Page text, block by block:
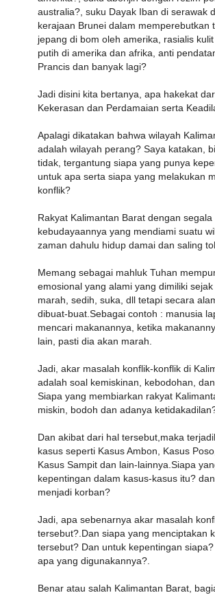
australia?, suku Dayak Iban di serawak
kerajaan Brunei dalam memperebutkan
jepang di bom oleh amerika, rasialis
putih di amerika dan afrika, anti
Prancis dan banyak lagi?
Jadi disini kita bertanya, apa hakekat
Kekerasan dan Perdamaian serta
Apalagi dikatakan bahwa wilayah
adalah wilayah perang? Saya katakan,
tidak, tergantung siapa yang punya
untuk apa serta siapa yang melakukan
konflik?
Rakyat Kalimantan Barat dengan segala
kebudayaannya yang mendiami suatu
zaman dahulu hidup damai dan saling
Memang sebagai mahluk Tuhan
emosional yang alami yang dimiliki
marah, sedih, suka, dll tetapi secara
dibuat-buat.Sebagai contoh : manusia
mencari makanannya, ketika
lain, pasti dia akan marah.
Jadi, akar masalah konflik-konflik di
adalah soal kemiskinan, kebodohan, dan
Siapa yang membiarkan rakyat
miskin, bodoh dan adanya
Dan akibat dari hal tersebut,maka
kasus seperti Kasus Ambon, Kasus
Kasus Sampit dan lain-lainnya.Siapa
kepentingan dalam kasus-kasus itu?
menjadi korban?
Jadi, apa sebenarnya akar masalah
tersebut?.Dan siapa yang menciptakan
tersebut? Dan untuk kepentingan
apa yang digunakannya?.
Benar atau salah Kalimantan Barat,